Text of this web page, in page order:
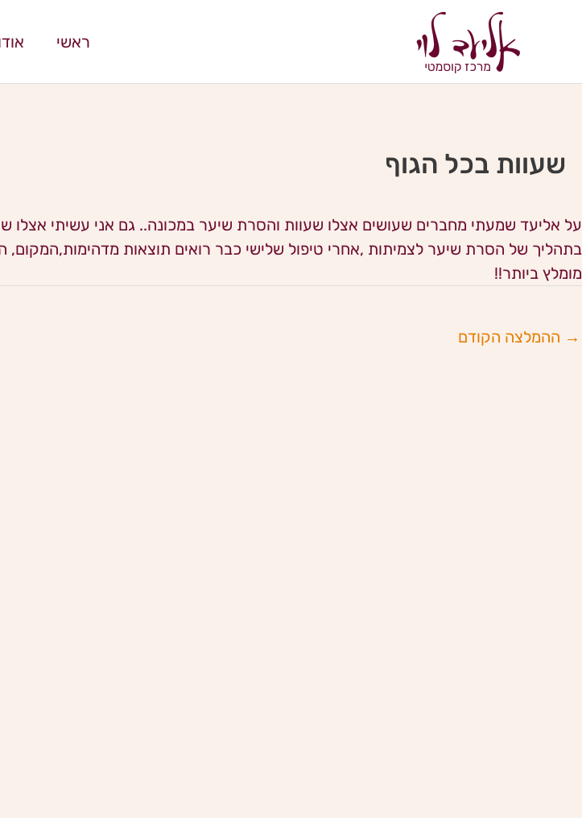
ראשי
שעוות בכל הגוף
על אליעד שמעתי מחברים שעושים אצלו שעוות והסרת שיער במכונה.. גם אני עשיתי אצלו
בתהליך של הסרת שיער לצמיתות ,אחרי טיפול שלישי כבר רואים תוצאות מדהימות,המקום,
מומלץ ביותר!!
→ ההמלצה הקודם